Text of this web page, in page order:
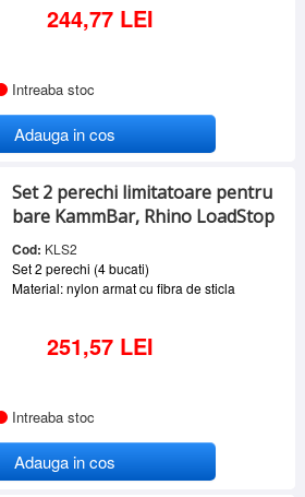
244,77 LEI
Intreaba stoc
Adauga in cos
Set 2 perechi limitatoare pentru
bare KammBar, Rhino LoadStop
Cod: KLS2
Set 2 perechi (4 bucati)
Material: nylon armat cu fibra de sticla
251,57 LEI
Intreaba stoc
Adauga in cos